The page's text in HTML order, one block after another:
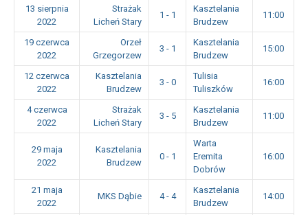
13 sierpnia
2022
Strażak
Licheń Stary
1 - 1
Kasztelania
Brudzew
11:00
19 czerwca
2022
Orzeł
Grzegorzew
3 - 1
Kasztelania
Brudzew
15:00
12 czerwca
2022
Kasztelania
Brudzew
3 - 0
Tulisia
Tuliszków
16:00
4 czerwca
2022
Strażak
Licheń Stary
3 - 5
Kasztelania
Brudzew
11:00
29 maja
2022
Kasztelania
Brudzew
0 - 1
Warta
Eremita
Dobrów
16:00
21 maja
2022
MKS Dąbie 4 - 4
Kasztelania
Brudzew
14:00